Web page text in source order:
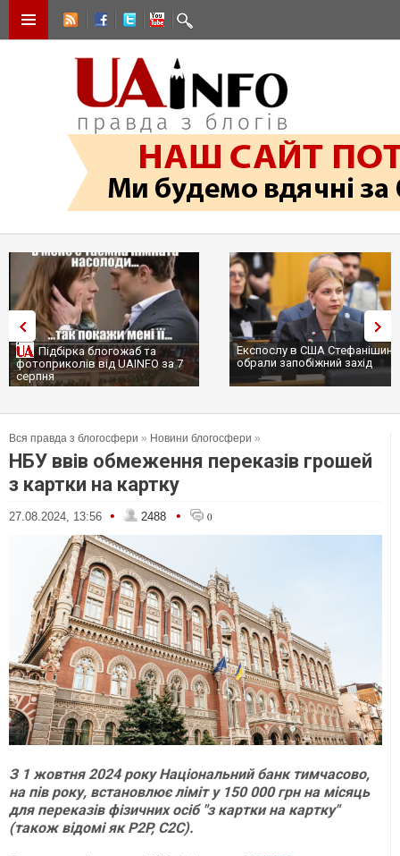
Підбірка блогожаб та
фотоприколів від UAINFO за 7
серпня
Експослу в США
обрали запобіжний захід
Вся правда з блогосфери » Новини блогосфери »
НБУ ввів обмеження переказів грошей
з картки на картку
27.08.2024, 13:56 • 2488 • 0
З 1 жовтня 2024 року Національний банк тимчасово,
на пів року, встановлює ліміт у 150 000 грн на місяць
для переказів фізичних осіб "з картки на картку"
(також відомі як P2P, C2С).